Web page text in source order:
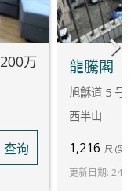
万
查询
龍騰閣
旭龢道 5 号
西半山
1,216 尺 (实
更新日期: